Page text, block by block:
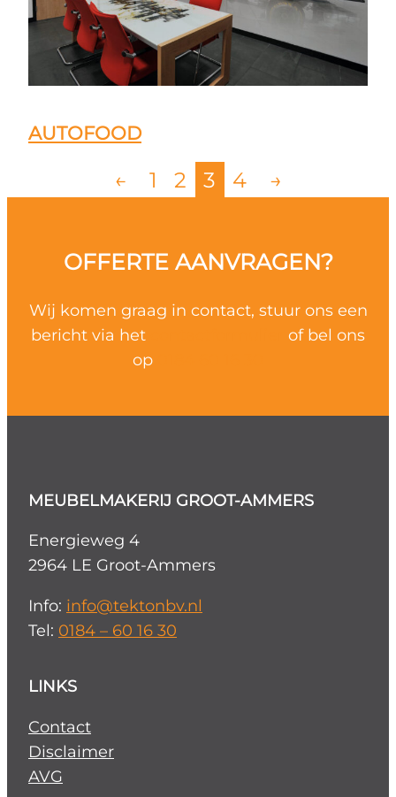
AUTOFOOD
← 1 2 3 4 →
OFFERTE AANVRAGEN?
Wij komen graag in contact, stuur ons een
bericht via het
of bel ons
op
MEUBELMAKERIJ GROOT-AMMERS
Energieweg 4
2964 LE Groot-Ammers
Info: info@tektonbv.nl
Tel: 0184 – 60 16 30
LINKS
Contact
Disclaimer
AVG